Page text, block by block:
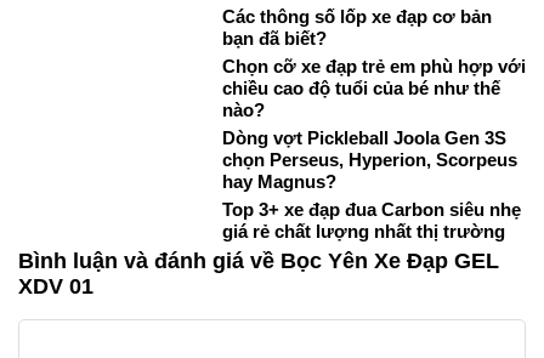
Các thông số lốp xe đạp cơ bản
bạn đã biết?
Chọn cỡ xe đạp trẻ em phù hợp với
chiều cao độ tuổi của bé như thế
nào?
Dòng vợt Pickleball Joola Gen 3S
chọn Perseus, Hyperion, Scorpeus
hay Magnus?
Top 3+ xe đạp đua Carbon siêu nhẹ
giá rẻ chất lượng nhất thị trường
Bình luận và đánh giá về Bọc Yên Xe Đạp GEL
XDV 01